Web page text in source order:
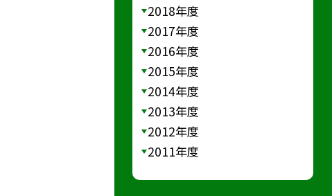
2018年度
2017年度
2016年度
2015年度
2014年度
2013年度
2012年度
2011年度